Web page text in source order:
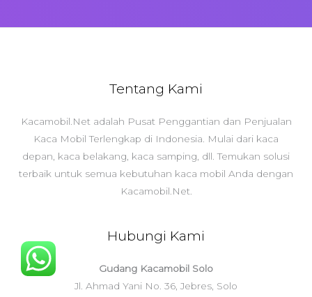
Tentang Kami
Kacamobil.Net adalah Pusat Penggantian dan Penjualan
Kaca Mobil Terlengkap di Indonesia. Mulai dari kaca
depan, kaca belakang, kaca samping, dll. Temukan solusi
terbaik untuk semua kebutuhan kaca mobil Anda dengan
Kacamobil.Net.
Hubungi Kami
Gudang Kacamobil Solo
Jl. Ahmad Yani No. 36, Jebres, Solo